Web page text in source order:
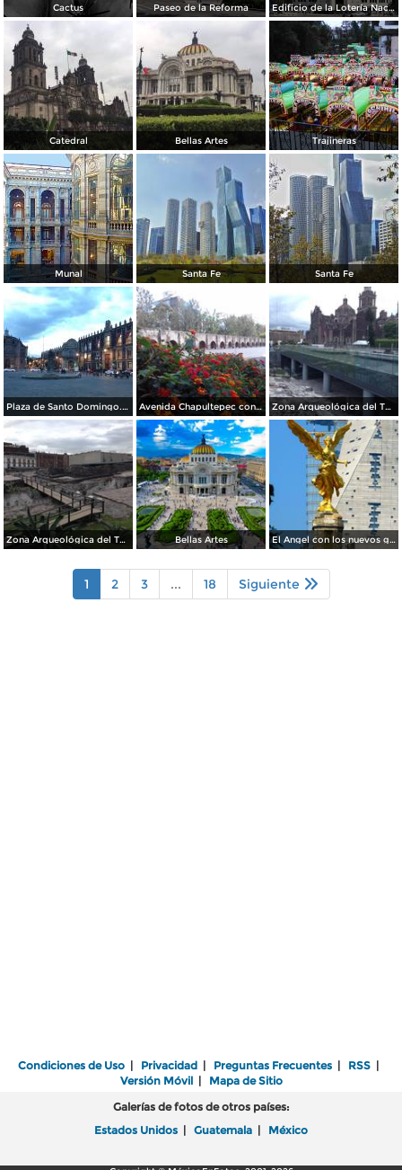
Cactus Paseo de la Reforma Edificio de la Lotería Nacional
Catedral Bellas Artes Trajineras
Munal Santa Fe Santa Fe
Plaza de Santo Domingo. Julio/208 Avenida Chapultepec con el acueducto. Julio/2018 Zona Arqueológica del Templo Mayor. Junio/2018
Zona Arqueológica del Templo Mayor. Junio/2018 Bellas Artes El Angel con los nuevos guardianes de reforma.
1 2 3 ... 18 Siguiente
Condiciones de Uso | Privacidad | Preguntas Frecuentes | RSS |
Versión Móvil| Mapa de Sitio
Galerías de fotos de otros países:
Estados Unidos | Guatemala | México